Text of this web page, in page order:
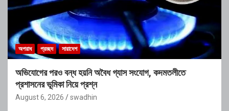
অপরাধ প্রচ্ছদ সারাদেশ
অভিযোগের পরও বন্ধ হয়নি অবৈধ গ্যাস সংযোগ, কদমতলীতে
প্রশাসনের ভূমিকা নিয়ে প্রশ্ন
August 6, 2026 swadhin